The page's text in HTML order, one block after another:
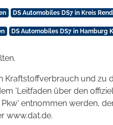
DS Automobiles DS7 in Kreis
DS Automobiles DS7 in Hamburg
Kraftstoffverbrauch und zu
'Leitfaden über den
entnommen werden,
www.dat.de.